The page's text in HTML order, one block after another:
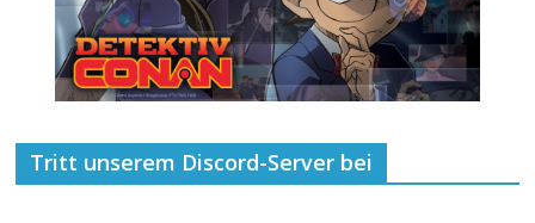
Tritt unserem Discord-Server bei